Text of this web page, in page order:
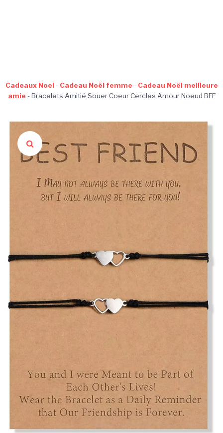
Cadeaux Noel - Cadeau Noël femme - Cadeau Noël meilleure
amie -Bracelets Amitié Souer Coeur Cercles Amour Noeud BFF